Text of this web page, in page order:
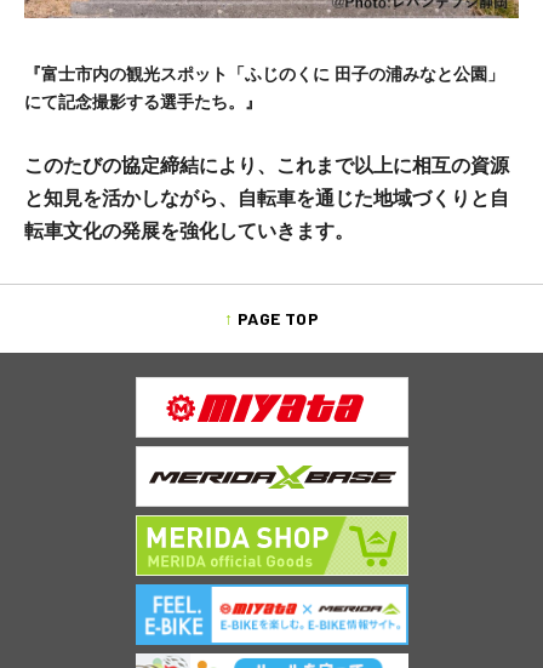
『富士市内の観光スポット「ふじのくに 田子の浦みなと公園」
にて記念撮影する選手たち。』
このたびの協定締結により、これまで以上に相互の資源
と知見を活かしながら、自転車を通じた地域づくりと自
転車文化の発展を強化していきます。
PAGE TOP